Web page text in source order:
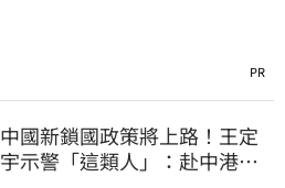
PR
中國新鎖國政策將上路！王定
宇示警「這類人」：赴中港澳